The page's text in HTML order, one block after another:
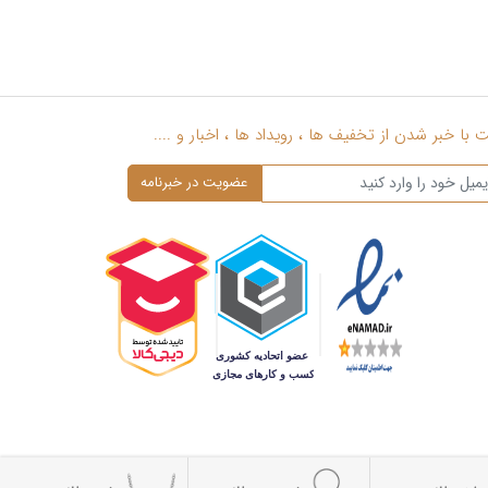
با خبر شدن از تخفیف ها ، رویداد ها ، اخبار و ....